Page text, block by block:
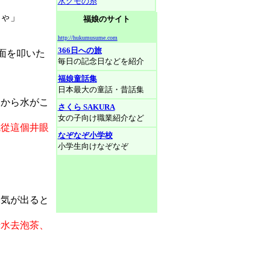
」
を叩いた
ら水がこ
這個井眼
が出ると
去泡茶、
福娘のサイト
http://hukumusume.com
366日への旅
毎日の記念日などを紹介
福娘童話集
日本最大の童話・昔話集
さくら SAKURA
女の子向け職業紹介など
なぞなぞ小学校
小学生向けなぞなぞ